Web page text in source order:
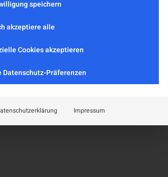
Facharztordinationen
Neurologische Abteilungen
die uns Aufschluss darüber geben, wie
Sie tun dies, indem sie Besucher über Websites
Social-Media-Plattformen werden standardmäßig
speichern
akzeptiere alle
Cookies akzeptieren
Datenschutz-Präferenzen
Impressum